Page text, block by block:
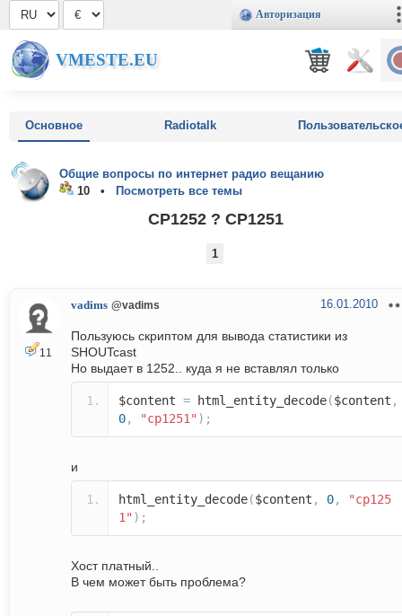
Авторизация
VMESTE.EU
Основное Radiotalk
Общие вопросы по интернет радио вещанию
10 •
Посмотреть все темы
CP1252 ? CP1251
1
11
vadims @vadims 16.01.2010
Пользуюсь скриптом для вывода статистики из
SHOUTcast
Но выдает в 1252.. куда я не вставлял только
$content = html_entity_decode($content ,
0, "cp1251" );
и
html_entity_decode($content , 0,
"cp125
1" );
Хост платный..
В чем может быть проблема?